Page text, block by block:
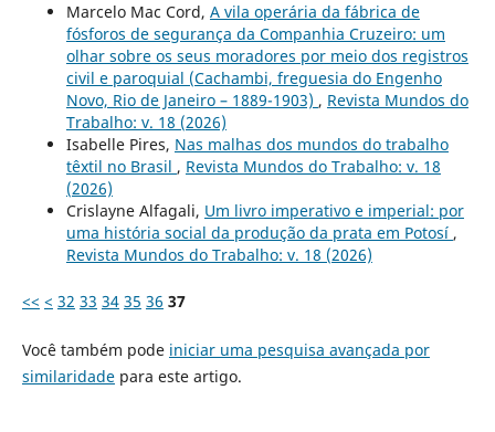
Marcelo Mac Cord, A vila operária da fábrica de
fósforos de segurança da Companhia Cruzeiro: um
olhar sobre os seus moradores por meio dos registros
civil e paroquial (Cachambi, freguesia do Engenho
Novo, Rio de Janeiro – 1889-1903) , Revista Mundos do
Trabalho: v. 18 (2026)
Isabelle Pires, Nas malhas dos mundos do trabalho
têxtil no Brasil , Revista Mundos do Trabalho: v. 18
(2026)
Crislayne Alfagali, Um livro imperativo e imperial: por
uma história social da produção da prata em Potosí ,
Revista Mundos do Trabalho: v. 18 (2026)
<< < 32 33 34 35 36 37
Você também pode iniciar uma pesquisa avançada por
similaridadepara este artigo.